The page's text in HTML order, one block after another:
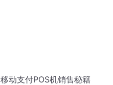
移动支付POS机销售秘籍